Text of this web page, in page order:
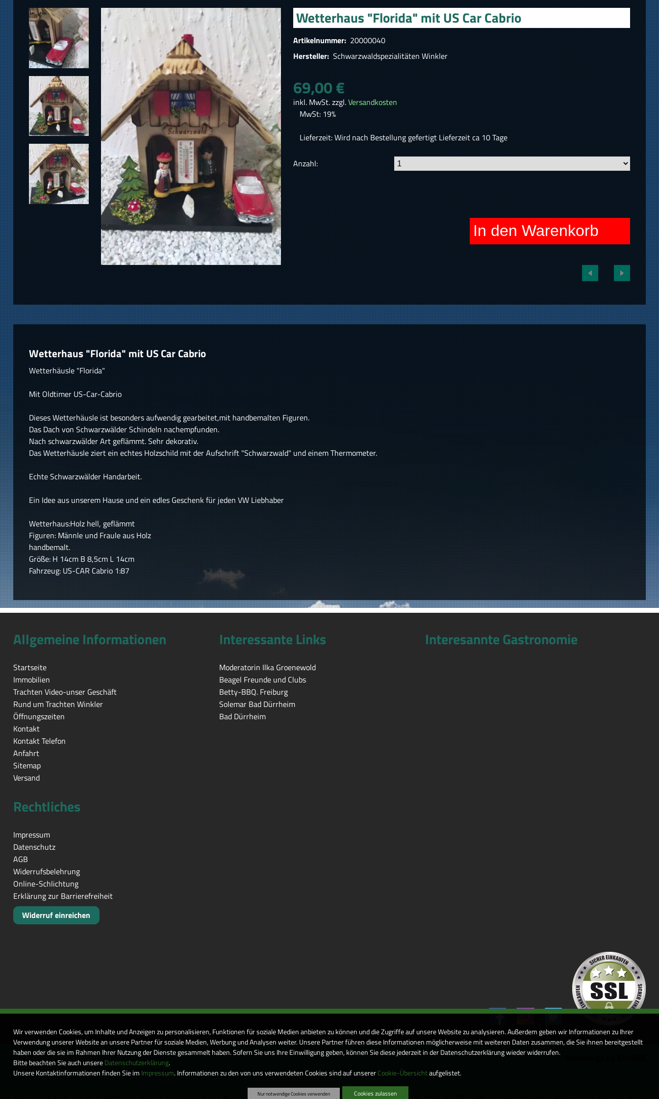
Wetterhaus "Florida" mit US Car Cabrio
Artikelnummer: 20000040
Hersteller: Schwarzwaldspezialitäten Winkler
69,00 €
inkl. MwSt. zzgl.Versandkosten
MwSt: 19%
Lieferzeit: Wird nach Bestellung gefertigt Lieferzeit ca 10 Tage
Anzahl:
In den Warenkorb
Wetterhaus "Florida" mit US Car Cabrio
Wetterhäusle "Florida"
Mit Oldtimer US-Car-Cabrio
Dieses Wetterhäusle ist besonders aufwendig gearbeitet,mit handbemalten Figuren.
Das Dach von Schwarzwälder Schindeln nachempfunden.
Nach schwarzwälder Art geflämmt. Sehr dekorativ.
Das Wetterhäusle ziert ein echtes Holzschild mit der Aufschrift "Schwarzwald" und einem Thermometer.
Echte Schwarzwälder Handarbeit.
Ein Idee aus unserem Hause und ein edles Geschenk für jeden VW Liebhaber
Wetterhaus:Holz hell, geflämmt
Figuren: Männle und Fraule aus Holz
handbemalt.
Größe: H 14cm B 8,5cm L 14cm
Fahrzeug: US-CAR Cabrio 1:87
Allgemeine Informationen
Startseite
Immobilien
Trachten Video-unser Geschäft
Rund um Trachten Winkler
Öffnungszeiten
Kontakt
Kontakt Telefon
Anfahrt
Sitemap
Versand
Interessante Links
Moderatorin Ilka Groenewold
Beagel Freunde und Clubs
Betty-BBQ. Freiburg
Solemar Bad Dürrheim
Bad Dürrheim
Interesannte Gastronomie
Rechtliches
Impressum
Datenschutz
AGB
Widerrufsbelehrung
Online-Schlichtung
Erklärung zur Barrierefreiheit
Widerruf einreichen
Wir verwenden Cookies, um Inhalte und Anzeigen zu personalisieren, Funktionen für soziale Medien anbieten zu können und die Zugriffe auf unsere Website zu analysieren. Außerdem geben wir Informationen zu Ihrer
Verwendung unserer Website an unsere Partner für soziale Medien, Werbung und Analysen weiter. Unsere Partner führen diese Informationen möglicherweise mit weiteren Daten zusammen, die Sie ihnen bereitgestellt
haben oder die sie im Rahmen Ihrer Nutzung der Dienste gesammelt haben. Sofern Sie uns Ihre Einwilligung geben, können Sie diese jederzeit in der Datenschutzerklärung wieder widerrufen.
Bitte beachten Sie auch unsereDatenschutzerklärung.
Unsere Kontaktinformationen finden Sie im Impressum. Informationen zu den von uns verwendeten Cookies sind auf unsererCookie-Übersichtaufgelistet.
Nur notwendige Cookies verwenden Cookies zulassen